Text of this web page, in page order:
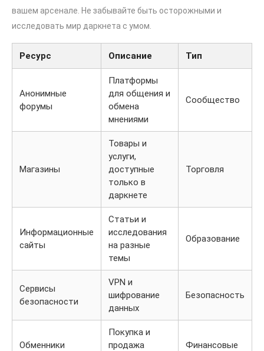
вашем арсенале. Не забывайте быть осторожными и
исследовать мир даркнета с умом.
Ресурс Описание Тип
Анонимные
форумы
Платформы
для общения и
обмена
мнениями
Сообщество
Магазины
Товары и
услуги,
доступные
только в
даркнете
Торговля
Информационные
сайты
Статьи и
исследования
на разные
темы
Образование
Сервисы
безопасности
VPN и
шифрование
данных
Безопасность
Обменники
Покупка и
продажа
Финансовые